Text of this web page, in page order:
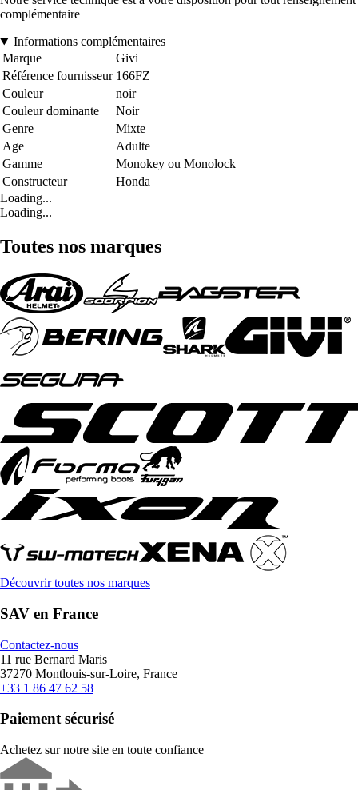
complémentaire
Informations complémentaires
Marque
Givi
Référence fournisseur 166FZ
Couleur
noir
Couleur dominante
Noir
Genre
Mixte
Age
Adulte
Gamme
Monokey ou Monolock
Constructeur
Honda
Loading...
Loading...
Toutes nos marques
Découvrir toutes nos marques
SAV en France
Contactez-nous
11 rue Bernard Maris
37270 Montlouis-sur-Loire, France
+33 1 86 47 62 58
Paiement sécurisé
Achetez sur notre site en toute confiance